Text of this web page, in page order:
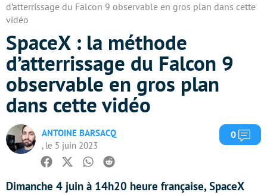
d’atterrissage du Falcon 9 observable en gros plan dans cette
vidéo
SpaceX : la méthode
d’atterrissage du Falcon 9
observable en gros plan
dans cette vidéo
ANTOINE BARSACQ
, le 5 juin 2023
0
Facebook
TwitterWhatsapp
Reddit
Dimanche 4 juin à 14h20 heure française, SpaceX